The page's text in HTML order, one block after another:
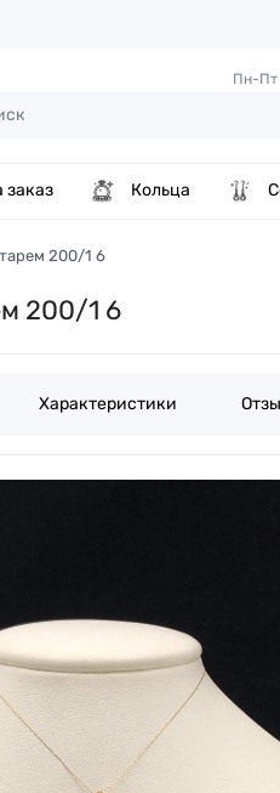
Пн-Пт
заказ Кольца
200/1 6
200/1 6
Характеристики